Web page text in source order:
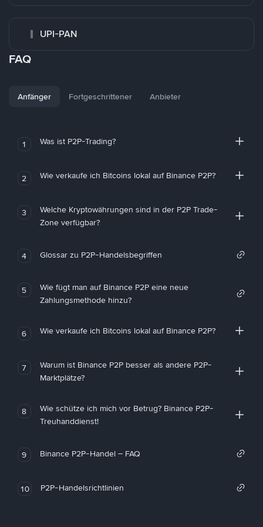
UPI-PAN
FAQ
Anfänger Fortgeschrittener Anbieter
1 Was ist P2P-Trading?
2 Wie verkaufe ich Bitcoins lokal auf Binance P2P?
3
Welche Kryptowährungen sind in der P2P Trade-
Zone verfügbar?
4 Glossar zu P2P-Handelsbegriffen
5
Wie fügt man auf Binance P2P eine neue
Zahlungsmethode hinzu?
6 Wie verkaufe ich Bitcoins lokal auf Binance P2P?
7
Warum ist Binance P2P besser als andere P2P-
Marktplätze?
8
Wie schütze ich mich vor Betrug? Binance P2P-
Treuhanddienst!
9 Binance P2P-Handel – FAQ
10 P2P-Handelsrichtlinien